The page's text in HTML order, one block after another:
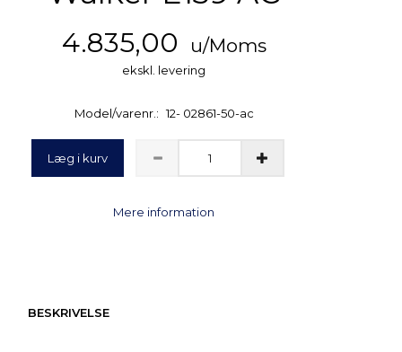
4.835,00 u/Moms
ekskl. levering
Model/varenr.: 12- 02861-50-ac
Læg i kurv
Mere information
BESKRIVELSE